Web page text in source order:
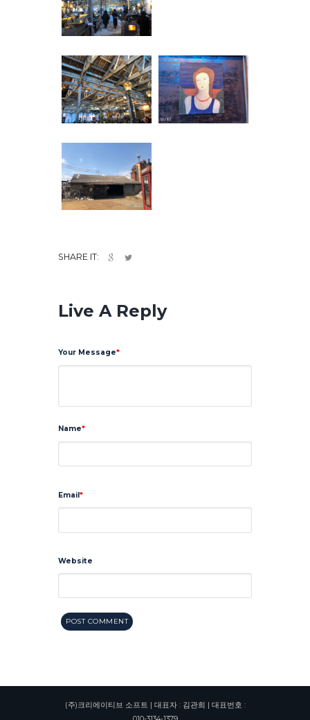
SHARE IT:
Live A Reply
Your Message
Name
Email
Website
(주)크리에이티브 소프트 | 대표자 : 김관희 | 대표번호 :